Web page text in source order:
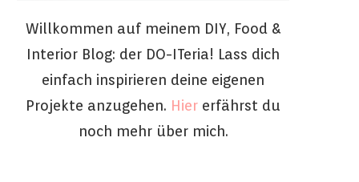
Willkommen auf meinem DIY, Food &
Interior Blog: der DO-ITeria! Lass dich
einfach inspirieren deine eigenen
Projekte anzugehen. Hier erfährst du
noch mehr über mich.